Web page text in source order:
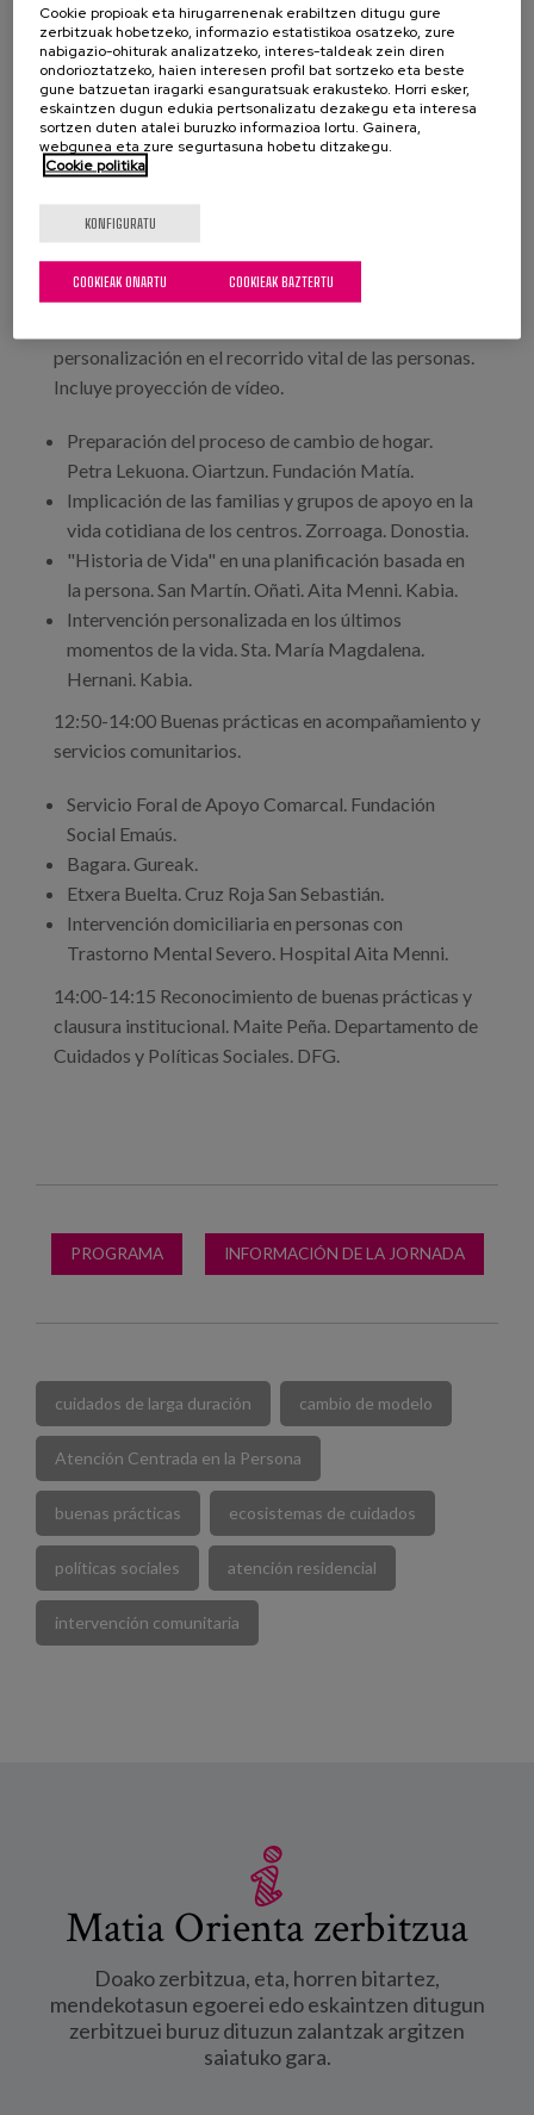
Martínez Rodríguez. Coordinadora técnica de la
estrategia y red CuidAs. Consejería de Derechos
Sociales y Bienestar del Principado de Asturias.
10:10-11:00 Los cuidados, los apoyos y la inclusión
en la comunidad: implicaciones para la práctica
Vega. Psicóloga.
11:00-11:30 Pausa-café.
personalización en el recorrido vital de las personas.
Incluye proyección de vídeo.
Preparación del proceso de cambio de hogar.
Petra Lekuona. Oiartzun. Fundación Matía.
Implicación de las familias y grupos de apoyo en la
vida cotidiana de los centros. Zorroaga. Donostia.
"Historia de Vida" en una planificación basada en
la persona. San Martín. Oñati. Aita Menni. Kabia.
Intervención personalizada en los últimos
momentos de la vida. Sta. María Magdalena.
Hernani. Kabia.
12:50-14:00 Buenas prácticas en acompañamiento y
servicios comunitarios.
Servicio Foral de Apoyo Comarcal. Fundación
Social Emaús.
Bagara. Gureak.
Etxera Buelta. Cruz Roja San Sebastián.
Intervención domiciliaria en personas con
Trastorno Mental Severo. Hospital Aita Menni.
14:00-14:15 Reconocimiento de buenas prácticas y
clausura institucional. Maite Peña. Departamento de
Cuidados y Políticas Sociales. DFG.
PROGRAMA INFORMACIÓN DE LA JORNADA
cuidados de larga duración cambio de modelo
Atención Centrada en la Persona
buenas prácticas ecosistemas de cuidados
políticas sociales atención residencial
intervención comunitaria
Matia Orienta zerbitzua
Doako zerbitzua, eta, horren bitartez,
mendekotasun egoerei edo eskaintzen ditugun
zerbitzuei buruz dituzun zalantzak argitzen
saiatuko gara.
Cookie propioak eta hirugarrenenak erabiltzen ditugu gure
zerbitzuak hobetzeko, informazio estatistikoa osatzeko, zure
nabigazio-ohiturak analizatzeko, interes-taldeak zein diren
ondorioztatzeko, haien interesen profil bat sortzeko eta beste
gune batzuetan iragarki esanguratsuak erakusteko. Horri esker,
eskaintzen dugun edukia pertsonalizatu dezakegu eta interesa
sortzen duten atalei buruzko informazioa lortu. Gainera,
webgunea eta zure segurtasuna hobetu ditzakegu.
Cookie politika
KONFIGURATU
COOKIEAK BAZTERTU
COOKIEAK ONARTU